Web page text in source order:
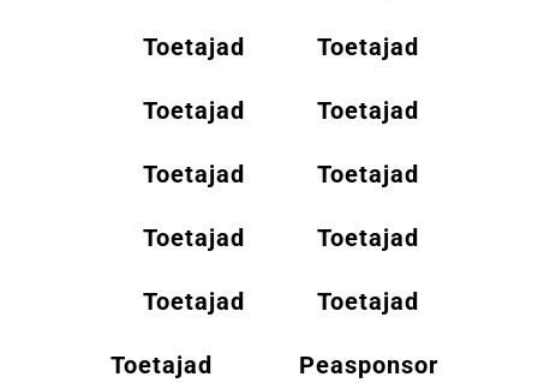
Toetajad Toetajad
Toetajad Toetajad
Toetajad Toetajad
Toetajad Toetajad
Toetajad Toetajad
Toetajad Peasponsor